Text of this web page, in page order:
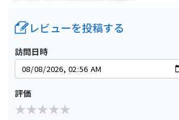
レビューを投稿する
訪問日時
評価